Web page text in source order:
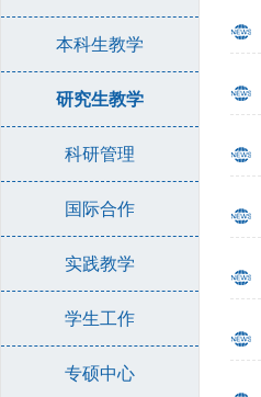
本科生教学
研究生教学
科研管理
国际合作
实践教学
学生工作
专硕中心